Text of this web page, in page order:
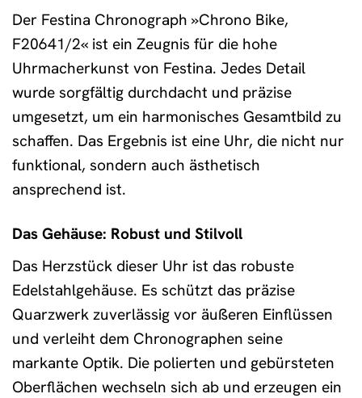
Der Festina Chronograph »Chrono Bike,
F20641/2« ist ein Zeugnis für die hohe
Uhrmacherkunst von Festina. Jedes Detail
wurde sorgfältig durchdacht und präzise
umgesetzt, um ein harmonisches Gesamtbild zu
schaffen. Das Ergebnis ist eine Uhr, die nicht nur
funktional, sondern auch ästhetisch
ansprechend ist.
Das Gehäuse: Robust und Stilvoll
Das Herzstück dieser Uhr ist das robuste
Edelstahlgehäuse. Es schützt das präzise
Quarzwerk zuverlässig vor äußeren Einflüssen
und verleiht dem Chronographen seine
markante Optik. Die polierten und gebürsteten
Oberflächen wechseln sich ab und erzeugen ein